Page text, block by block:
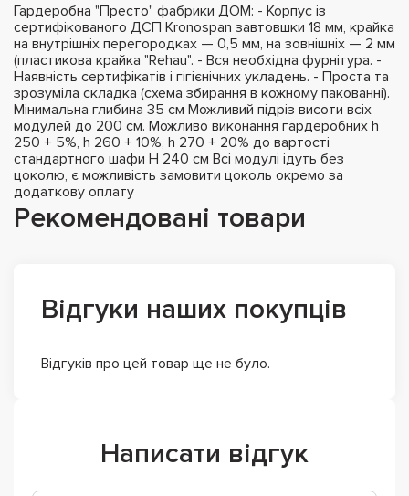
Гардеробна "Престо" фабрики ДОМ: - Корпус із
сертифікованого ДСП Kronospan завтовшки 18 мм, крайка
на внутрішніх перегородках — 0,5 мм, на зовнішніх — 2 мм
(пластикова крайка "Rehau". - Вся необхідна фурнітура. -
Наявність сертифікатів і гігієнічних укладень. - Проста та
зрозуміла складка (схема збирання в кожному пакованні).
Мінимальна глибина 35 см Можливий підріз висоти всіх
модулей до 200 см. Можливо виконання гардеробних h
250 + 5%, h 260 + 10%, h 270 + 20% до вартості
стандартного шафи H 240 см Всі модулі ідуть без
цоколю, є можливість замовити цоколь окремо за
додаткову оплату
Рекомендовані товари
Відгуки наших покупців
Відгуків про цей товар ще не було.
Написати відгук